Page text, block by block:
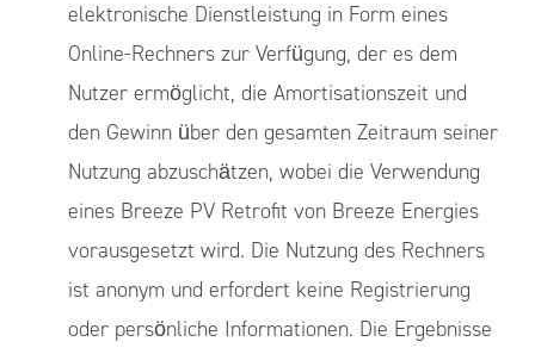
elektronische Dienstleistung in Form eines
Online-Rechners zur Verfügung, der es dem
Nutzer ermöglicht, die Amortisationszeit und
den Gewinn über den gesamten Zeitraum seiner
Nutzung abzuschätzen, wobei die Verwendung
eines Breeze PV Retrofit von Breeze Energies
vorausgesetzt wird. Die Nutzung des Rechners
ist anonym und erfordert keine Registrierung
oder persönliche Informationen. Die Ergebnisse